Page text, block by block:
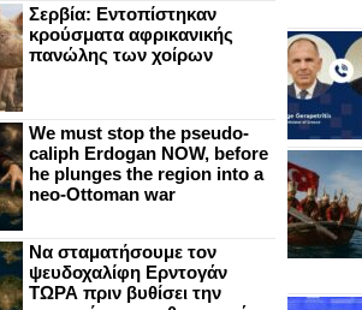
Σερβία: Εντοπίστηκαν
κρούσματα αφρικανικής
πανώλης των χοίρων
We must stop the pseudo-
caliph Erdogan NOW, before
he plunges the region into a
neo-Ottoman war
Να σταματήσουμε τον
ψευδοχαλίφη Ερντογάν
ΤΩΡΑ πριν βυθίσει την